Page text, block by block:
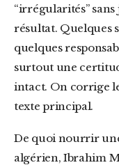
“irrégularités”
résultat. Quelques
quelques
surtout une
intact. On corrige
texte principal.
De quoi nourrir une frustration supplémentaire côté
algérien, Ibrahim